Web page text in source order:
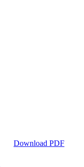
Download PDF